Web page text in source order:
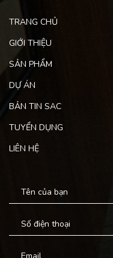
TRANG CHỦ
GIỚI THIỆU
SẢN PHẨM
DỰ ÁN
BẢN TIN SAC
TUYỂN DỤNG
LIÊN HỆ